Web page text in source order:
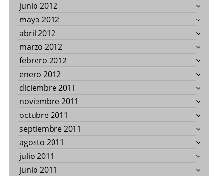
junio 2012
mayo 2012
abril 2012
marzo 2012
febrero 2012
enero 2012
diciembre 2011
noviembre 2011
octubre 2011
septiembre 2011
agosto 2011
julio 2011
junio 2011